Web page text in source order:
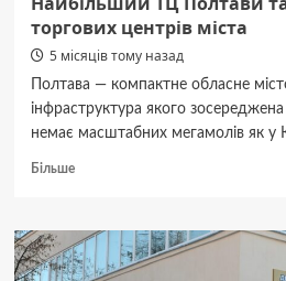
торгових центрів міста
5 місяців тому назад
Полтава — компактне обласне
інфраструктура якого
немає масштабних мегамолів як у
БільшеДокладніше
ТЦ
Полтави
та